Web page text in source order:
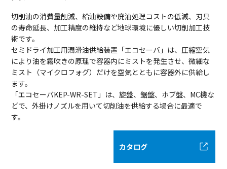
切削油の消費量削減、給油設備や廃油処理コストの低減、刃具
の寿命延長、加工精度の維持など地球環境に優しい切削加工技
術です。
セミドライ加工用潤滑油供給装置「エコセーバ」は、圧縮空気
により油を霧吹きの原理で容器内にミストを発生させ、微細な
ミスト（マイクロフォグ）だけを空気とともに容器外に供給し
ます。
「エコセーバKEP-WR-SET」は、旋盤、鋸盤、ホブ盤、MC機な
どで、外掛けノズルを用いて切削油を供給する場合に最適で
す。
カタログ